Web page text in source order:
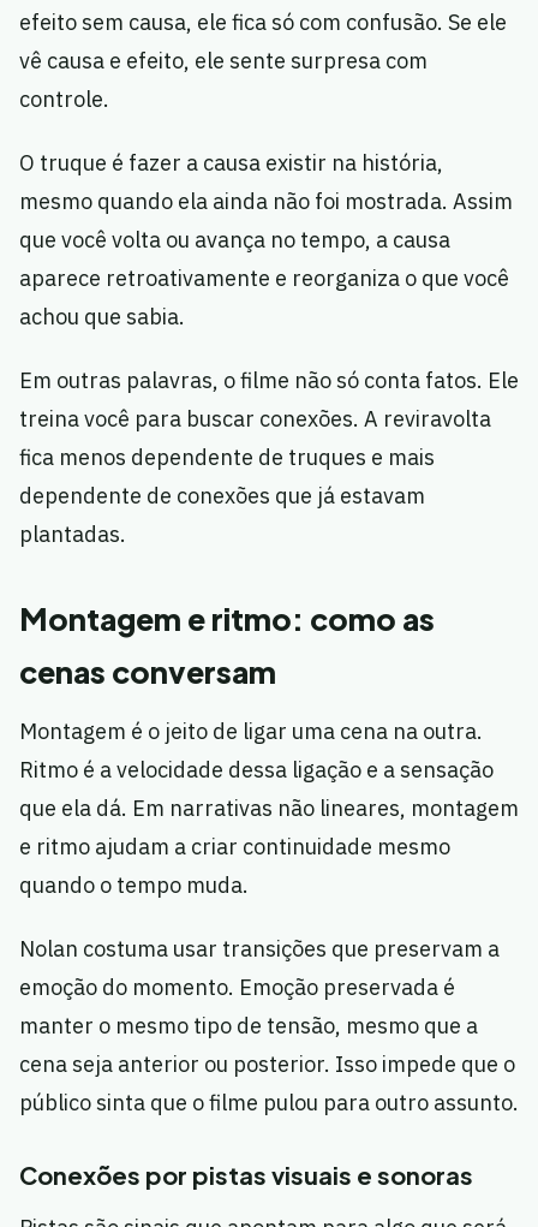
efeito sem causa, ele fica só com confusão. Se ele
vê causa e efeito, ele sente surpresa com
controle.
O truque é fazer a causa existir na história,
mesmo quando ela ainda não foi mostrada. Assim
que você volta ou avança no tempo, a causa
aparece retroativamente e reorganiza o que você
achou que sabia.
Em outras palavras, o filme não só conta fatos. Ele
treina você para buscar conexões. A reviravolta
fica menos dependente de truques e mais
dependente de conexões que já estavam
plantadas.
Montagem e ritmo: como as
cenas conversam
Montagem é o jeito de ligar uma cena na outra.
Ritmo é a velocidade dessa ligação e a sensação
que ela dá. Em narrativas não lineares, montagem
e ritmo ajudam a criar continuidade mesmo
quando o tempo muda.
Nolan costuma usar transições que preservam a
emoção do momento. Emoção preservada é
manter o mesmo tipo de tensão, mesmo que a
cena seja anterior ou posterior. Isso impede que o
público sinta que o filme pulou para outro assunto.
Conexões por pistas visuais e sonoras